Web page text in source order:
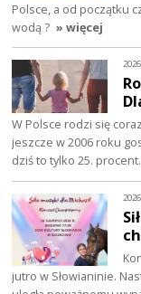
Polsce, a od początku
wodą ? » więcej
W Polsce rodzi się
jeszcze w 2006 roku
dziś to tylko 25.
jutro w Słowianinie.